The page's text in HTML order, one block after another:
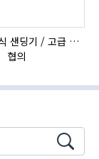
강력한 이동식 샌딩기 / 고급 이태리 IBIX샌드블라스터
협의